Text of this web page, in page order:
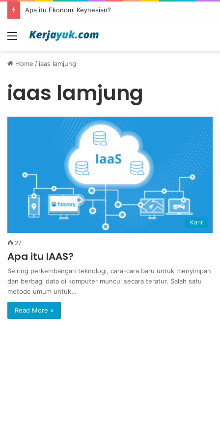
Apa itu Ekonomi Keynesian?
Menu
Home / iaas lamjung
iaas lamjung
Karir
27
Apa itu IAAS?
Seiring perkembangan teknologi, cara-cara baru untuk menyimpan
dan berbagi data di komputer muncul secara teratur. Salah satu
metode umum untuk…
Read More »